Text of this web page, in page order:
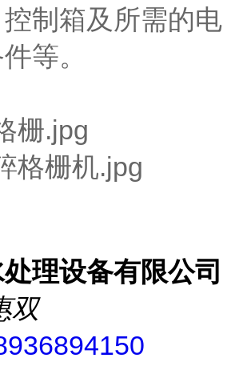
制箱及所需的电
等。
理设备有限公司
双